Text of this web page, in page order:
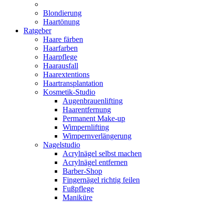
Blondierung
Haartönung
Ratgeber
Haare färben
Haarfarben
Haarpflege
Haarausfall
Haarextentions
Haartransplantation
Kosmetik-Studio
Augenbrauenlifting
Haarentfernung
Permanent Make-up
Wimpernlifting
Wimpernverlängerung
Nagelstudio
Acrylnägel selbst machen
Acrylnägel entfernen
Barber-Shop
Fingernägel richtig feilen
Fußpflege
Maniküre